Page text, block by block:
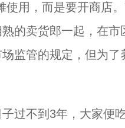
用，而是要开商店。
的卖货郎一起，在
监管的规定，但为
不到3年，大家便